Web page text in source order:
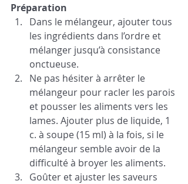
Préparation
Dans le mélangeur, ajouter tous
les ingrédients dans l’ordre et
mélanger jusqu’à consistance
onctueuse.
Ne pas hésiter à arrêter le
mélangeur pour racler les parois
et pousser les aliments vers les
lames. Ajouter plus de liquide, 1
c. à soupe (15 ml) à la fois, si le
mélangeur semble avoir de la
difficulté à broyer les aliments.
Goûter et ajuster les saveurs